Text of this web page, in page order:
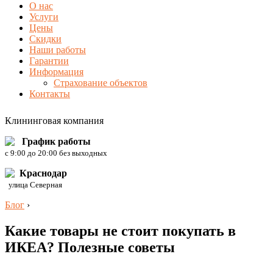
О нас
Услуги
Цены
Скидки
Наши работы
Гарантии
Информация
Страхование объектов
Контакты
Клининговая компания
График работы
c 9:00 до 20:00 без выходных
Краснодар
улица Северная
Блог ›
Какие товары не стоит покупать в
ИКЕА? Полезные советы